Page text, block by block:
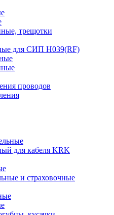
трещотки
для СИП Н039(RF)
проводов
для кабеля KRK
и страховочные